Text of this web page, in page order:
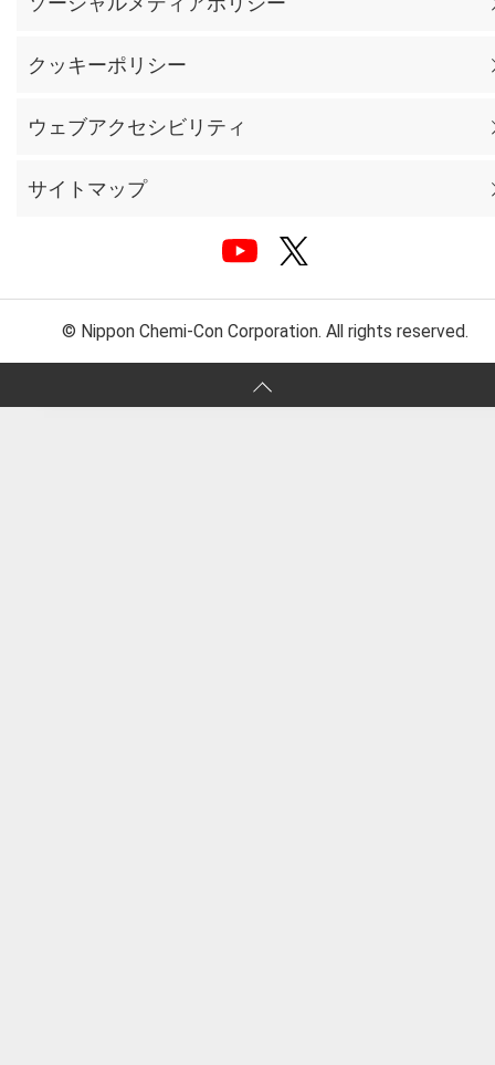
クッキーポリシー
ウェブアクセシビリティ
サイトマップ
© Nippon Chemi-Con Corporation. All rights reserved.